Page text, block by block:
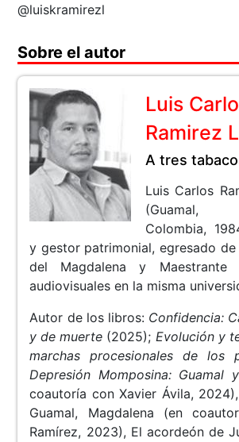
@luiskramirezl
Sobre el autor
Luis
Ramirez
A tres
Luis Carlos
(Guamal,
Colombia,
y gestor patrimonial, egresado
del Magdalena y Maestrante
audiovisuales en la misma
Autor de los libros: Confidencia:
y de muerte (2025); Evolución y
marchas procesionales de los
Depresión Momposina: Guamal
coautoría con Xavier Ávila,
Guamal, Magdalena (en
Ramírez, 2023), El acordeón de